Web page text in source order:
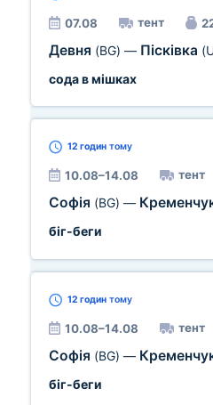
07.08 тент
Девня (BG) — Пісківка
сода в мішках
12 годин тому
10.08–14.08 тент
Софія (BG) —
біг-беги
12 годин тому
10.08–14.08 тент
Софія (BG) —
біг-беги